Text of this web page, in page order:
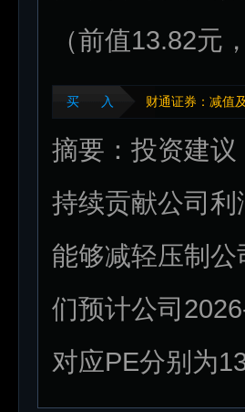
（前值13.82元
买 入 财通证券：减值
摘要：投资建
持续贡献公司
能够减轻压制
们预计公司
对应PE分别为